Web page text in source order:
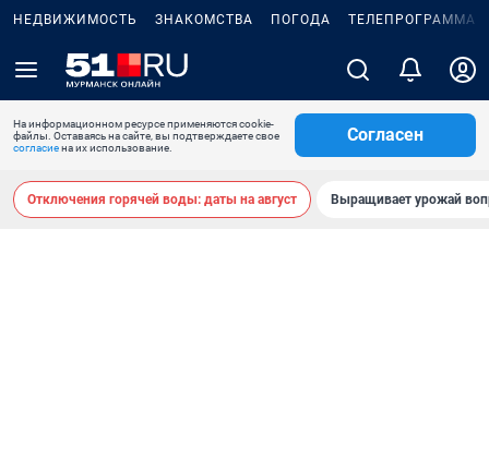
НЕДВИЖИМОСТЬ ЗНАКОМСТВА ПОГОДА ТЕЛЕПРОГРАММА
На информационном ресурсе применяются cookie-
файлы. Оставаясь на сайте, вы подтверждаете свое
согласиена их использование.
Согласен
Отключения горячей воды: даты на август Выращивает урожай